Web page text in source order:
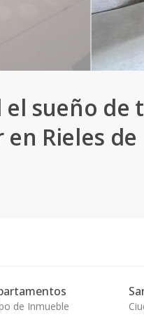
el sueño de
Rieles de
de Inmueble